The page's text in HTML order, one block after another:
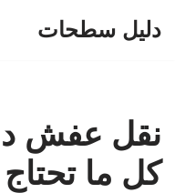
دليل سطحات
نقل عفش
كل ما